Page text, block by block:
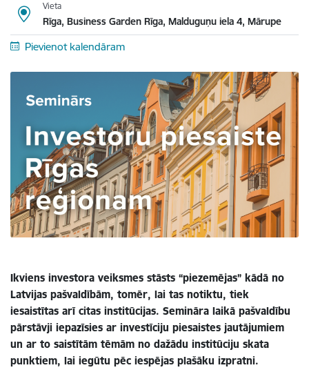
Vieta
Rīga, Business Garden Rīga, Malduguņu iela 4, Mārupe
Pievienot kalendāram
Ikviens investora veiksmes stāsts “piezemējas” kādā no
Latvijas pašvaldībām, tomēr, lai tas notiktu, tiek
iesaistītas arī citas institūcijas. Semināra laikā pašvaldību
pārstāvji iepazīsies ar investīciju piesaistes jautājumiem
un ar to saistītām tēmām no dažādu institūciju skata
punktiem, lai iegūtu pēc iespējas plašāku izpratni.